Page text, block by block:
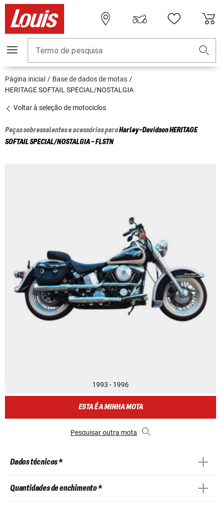
Termo de pesquisa
Página inicial
Base de dados de motas
HERITAGE SOFTAIL SPECIAL/NOSTALGIA
Voltar à seleção de motociclos
Peças sobressalentes e acessórios paraHarley-DavidsonHERITAGE
SOFTAIL SPECIAL/NOSTALGIA - FLSTN
1993 - 1996
ESTA É A MINHA MOTA
Pesquisar outra mota
Dados técnicos *
Quantidades de enchimento *